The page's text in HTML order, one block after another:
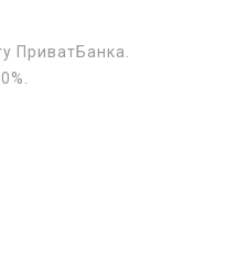
ПриватБанка.